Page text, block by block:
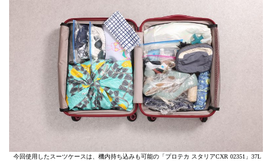
今回使用したスーツケースは、機内持ち込みも可能の「プロテカ スタリアCXR 02351」37L